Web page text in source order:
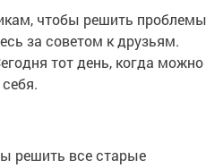
чтобы решить проблемы
за советом к друзьям.
тот день, когда можно
решить все старые